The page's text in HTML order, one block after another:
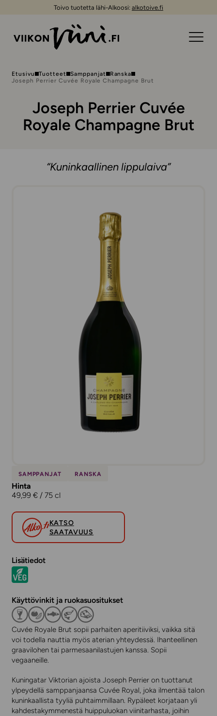
Toivo tuotetta lähi-Alkoosi: alkotoive.fi
Etusivu Tuotteet Samppanjat
Ranska
Joseph Perrier Cuvée Royale Champagne Brut
Joseph Perrier Cuvée
Royale Champagne Brut
“Kuninkaallinen lippulaiva”
SAMPPANJAT RANSKA
Hinta
49,99 € / 75 cl
KATSO
SAATAVUUS
Lisätiedot
Käyttövinkit ja ruokasuositukset
Cuvée Royale Brut sopii parhaiten aperitiiviksi, vaikka sitä
voi todella nauttia myös aterian yhteydessä. Ihanteellinen
graavilohen tai parmesaanilastujen kanssa. Sopii
vegaaneille.
Kuningatar Viktorian ajoista Joseph Perrier on tuottanut
ylpeydellä samppanjaansa Cuvée Royal, joka ilmentää talon
kuninkaallista tyyliä puhtaimmillaan. Rypäleet korjataan yli
kahdestakymmenestä huippuluokan viinitarhasta, joihin